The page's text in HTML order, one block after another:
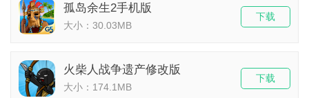
孤岛余生2手机版
大小：30.03MB
下载
火柴人战争遗产修改版
大小：174.1MB
下载